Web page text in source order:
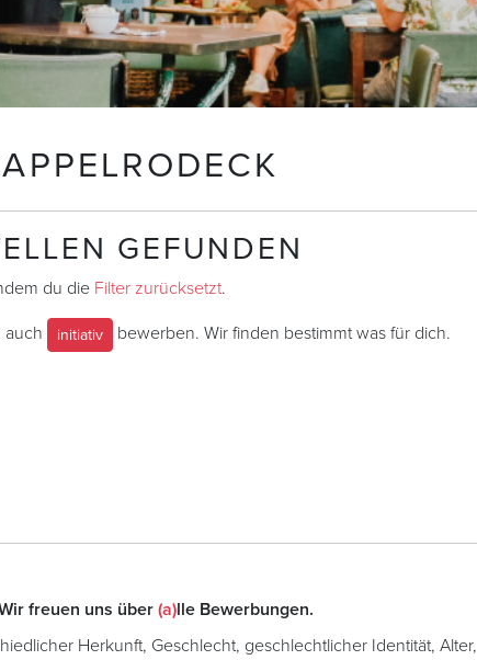
GEFUNDEN
du die Filter zurücksetzt.
auch
initiativ bewerben. Wir finden bestimmt was für dich.
freuen uns über(a)lle Bewerbungen.
Herkunft, Geschlecht, geschlechtlicher Identität, Alter,